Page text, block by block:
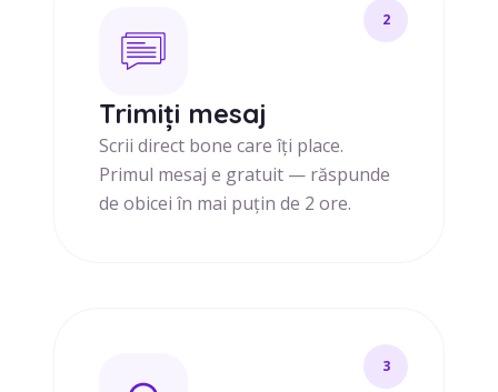
2
Trimiți mesaj
Scrii direct bone care îți place.
Primul mesaj e gratuit — răspunde
de obicei în mai puțin de 2 ore.
3